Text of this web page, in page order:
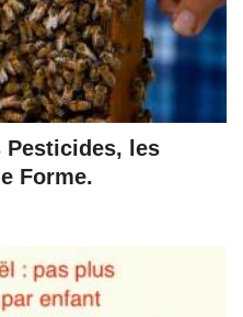
Pesticides, les
Forme.